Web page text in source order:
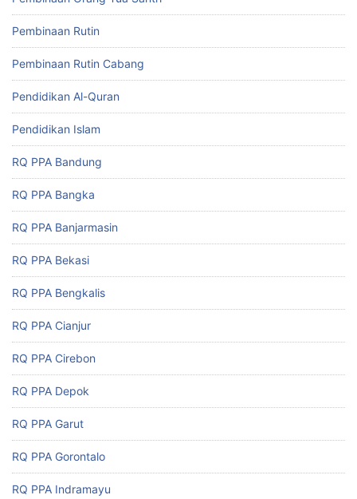
Pembinaan Rutin
Pembinaan Rutin Cabang
Pendidikan Al-Quran
Pendidikan Islam
RQ PPA Bandung
RQ PPA Bangka
RQ PPA Banjarmasin
RQ PPA Bekasi
RQ PPA Bengkalis
RQ PPA Cianjur
RQ PPA Cirebon
RQ PPA Depok
RQ PPA Garut
RQ PPA Gorontalo
RQ PPA Indramayu